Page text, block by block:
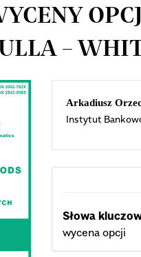
–
Main
Article
Content
Arkadiusz
Instytut
Słowa
wycena opcji